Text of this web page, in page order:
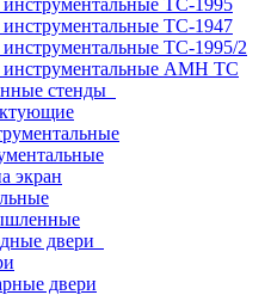
TC-1995
TC-1947
TC-1995/2
AMH TC
стенды
экран
двери
двери